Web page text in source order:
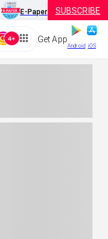
E-Paper SUBSCRIBE
Get App
Android iOS